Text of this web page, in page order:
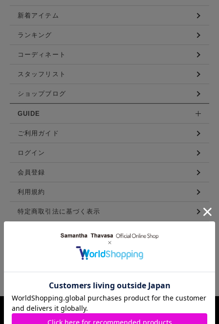
新着アイテム
ランキング
コーディネート
スタッフリスト
ショップブログ
GUIDE
ご利用ガイド
ログイン
会員登録
利用規約
特定商取引法に基づく表示